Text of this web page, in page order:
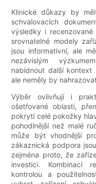
Klinické důkazy by
schvalovacích
výsledky i
srovnatelné modely
jsou informativní, ale
nezávislým
nabídnout další kontext
ale neměly by
Výběr ovlivňují i
ošetřované oblasti,
pokrytí celé pokožky
pohodlnější než malé
může být vhodnější
zákaznická podpora
zejména proto, že
investici. Kombinací
kontrolou a